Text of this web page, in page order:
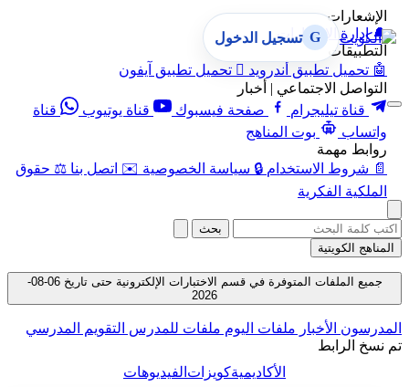
الإشعارات
🔔 إدارة الإشعارات
التطبيقات
🤖 تحميل تطبيق أندرويد  تحميل تطبيق آيفون
التواصل الاجتماعي | أخبار
قناة تيليجرام
صفحة فيسبوك قناة يوتيوب
قناة
واتساب
بوت المناهج
روابط مهمة
📄 شروط الاستخدام 🔒 سياسة الخصوصية ✉️ اتصل بنا ⚖️ حقوق
الملكية الفكرية
G تسجيل الدخول
بحث
المناهج الكويتية
جميع الملفات المتوفرة في قسم الاختبارات الإلكترونية حتى تاريخ 06-08-
2026
المدرسون الأخبار ملفات اليوم ملفات للمدرس التقويم المدرسي
تم نسخ الرابط
الأكاديميةكويزاتالفيديوهات